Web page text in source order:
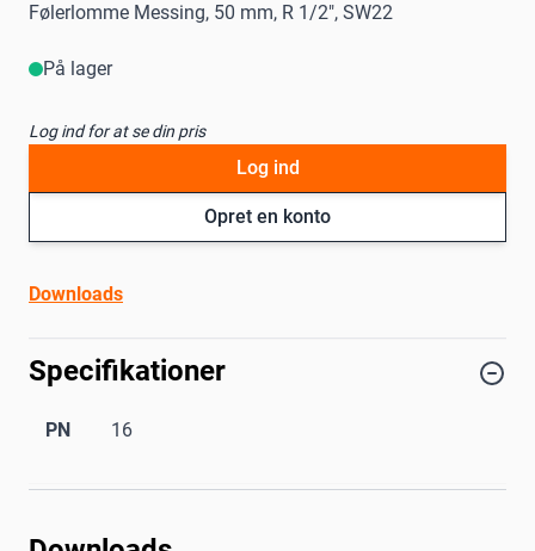
Følerlomme Messing, 50 mm, R 1/2", SW22
På lager
Log ind for at se din pris
Opret en konto
Log ind
Downloads
Specifikationer
PN 16